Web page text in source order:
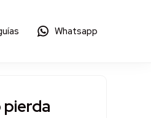
Whatsapp
pierda